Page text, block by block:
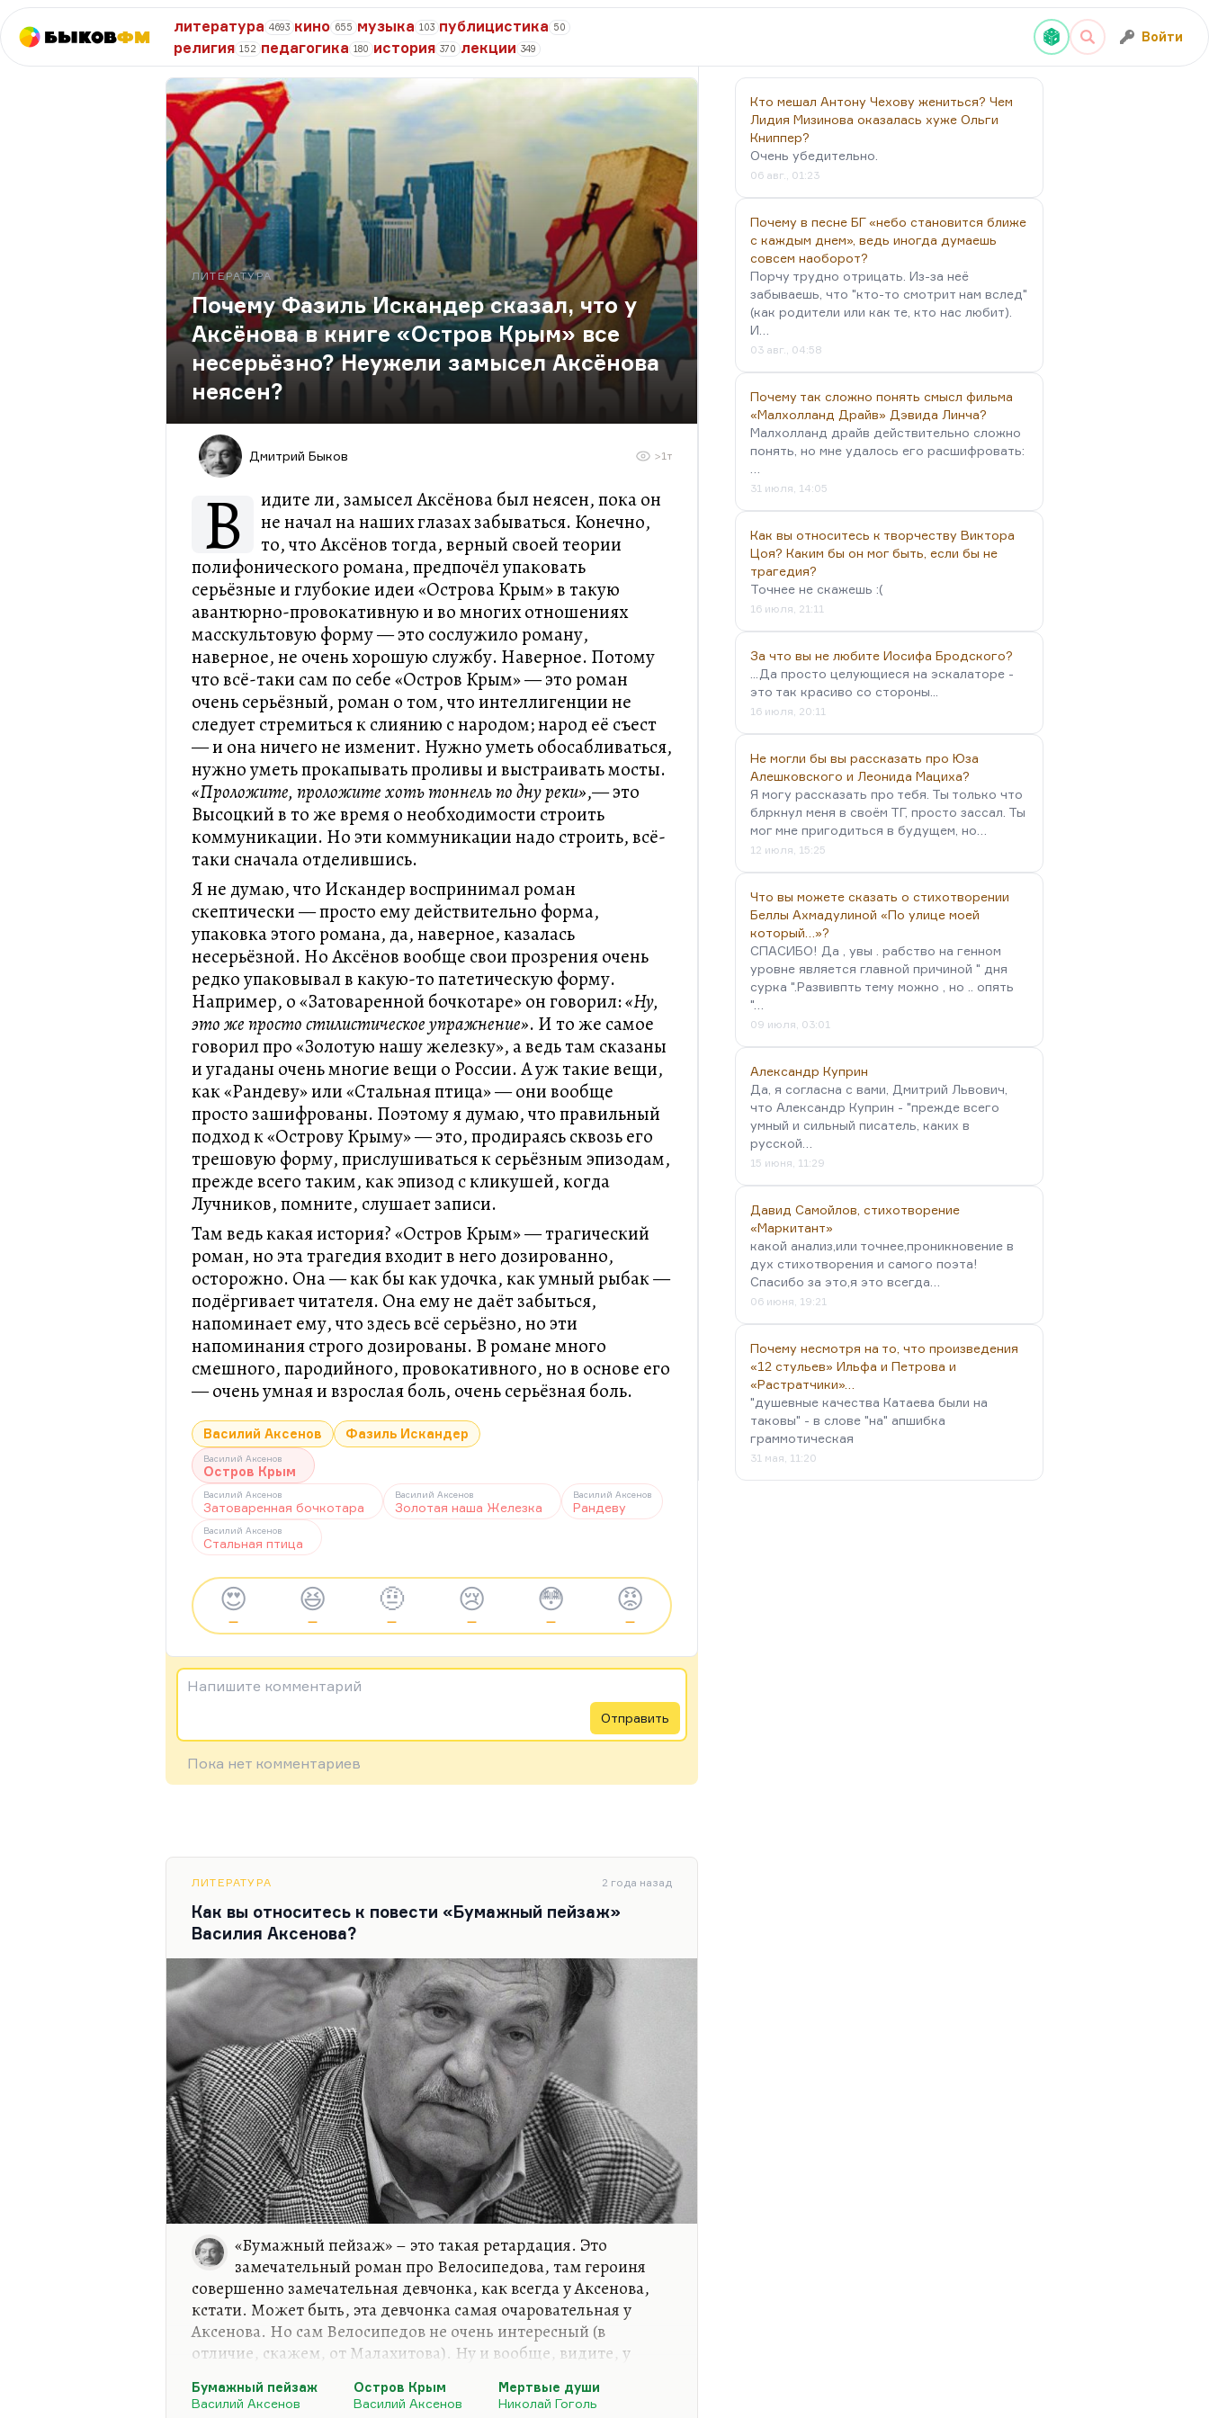
БыковФМ
литература 4693 кино 655 музыка 103 публицистика 50
религия 152 педагогика 180 история 370 лекции 349
Войти
ЛИТЕРАТУРА
Почему Фазиль Искандер сказал, что у
Аксёнова в книге «Остров Крым» все
несерьёзно? Неужели замысел Аксёнова
неясен?
Дмитрий Быков >1т
В
идите ли, замысел Аксёнова был неясен, пока он
не начал на наших глазах забываться. Конечно,
то, что Аксёнов тогда, верный своей теории
полифонического романа, предпочёл упаковать
серьёзные и глубокие идеи «Острова Крым» в такую
авантюрно-провокативную и во многих отношениях
масскультовую форму — это сослужило роману,
наверное, не очень хорошую службу. Наверное. Потому
что всё-таки сам по себе «Остров Крым» — это роман
очень серьёзный, роман о том, что интеллигенции не
следует стремиться к слиянию с народом; народ её съест
— и она ничего не изменит. Нужно уметь обосабливаться,
нужно уметь прокапывать проливы и выстраивать мосты.
«Проложите, проложите хоть тоннель по дну реки»,— это
Высоцкий в то же время о необходимости строить
коммуникации. Но эти коммуникации надо строить, всё-
таки сначала отделившись.
Я не думаю, что Искандер воспринимал роман
скептически — просто ему действительно форма,
упаковка этого романа, да, наверное, казалась
несерьёзной. Но Аксёнов вообще свои прозрения очень
редко упаковывал в какую-то патетическую форму.
Например, о «Затоваренной бочкотаре» он говорил:«Ну,
это же просто стилистическое упражнение». И то же самое
говорил про «Золотую нашу железку», а ведь там сказаны
и угаданы очень многие вещи о России. А уж такие вещи,
как «Рандеву» или «Стальная птица» — они вообще
просто зашифрованы. Поэтому я думаю, что правильный
подход к «Острову Крыму» — это, продираясь сквозь его
трешовую форму, прислушиваться к серьёзным эпизодам,
прежде всего таким, как эпизод с кликушей, когда
Лучников, помните, слушает записи.
Там ведь какая история? «Остров Крым» — трагический
роман, но эта трагедия входит в него дозированно,
осторожно. Она — как бы как удочка, как умный рыбак —
подёргивает читателя. Она ему не даёт забыться,
напоминает ему, что здесь всё серьёзно, но эти
напоминания строго дозированы. В романе много
смешного, пародийного, провокативного, но в основе его
— очень умная и взрослая боль, очень серьёзная боль.
Василий Аксенов Фазиль Искандер
Василий Аксенов
Остров Крым
Василий Аксенов
Затоваренная бочкотара
Василий Аксенов
Золотая наша Железка
Василий Аксенов
Рандеву
Василий Аксенов
Стальная птица
😍
—
😆
—
🤨
—
😢
—
😳
—
😡
—
Напишите комментарий
Отправить
Пока нет комментариев
ЛИТЕРАТУРА 2 года назад
Как вы относитесь к повести «Бумажный пейзаж»
Василия Аксенова?
«Бумажный пейзаж» – это такая ретардация. Это
замечательный роман про Велосипедова, там героиня
совершенно замечательная девчонка, как всегда у Аксенова,
кстати. Может быть, эта девчонка самая очаровательная у
Аксенова. Но сам Велосипедов не очень интересный (в
отличие, скажем, от Малахитова). Ну и вообще, видите, у
каким стал «Ожог», всегда бывает разбег, бывает такая «проба
Бумажный пейзаж
Василий Аксенов
Остров Крым
Василий Аксенов
Мертвые души
Николай Гоголь
Кто мешал Антону Чехову жениться? Чем
Лидия Мизинова оказалась хуже Ольги
Книппер?
Очень убедительно.
06 авг., 01:23
Почему в песне БГ «небо становится ближе
с каждым днем», ведь иногда думаешь
совсем наоборот?
Порчу трудно отрицать. Из-за неё
забываешь, что "кто-то смотрит нам вслед"
(как родители или как те, кто нас любит).
И…
03 авг., 04:58
Почему так сложно понять смысл фильма
«Малхолланд Драйв» Дэвида Линча?
Малхолланд драйв действительно сложно
понять, но мне удалось его расшифровать:
31 июля, 14:05
Как вы относитесь к творчеству Виктора
Цоя? Каким бы он мог быть, если бы не
трагедия?
Точнее не скажешь :(
16 июля, 21:11
За что вы не любите Иосифа Бродского?
...Да просто целующиеся на эскалаторе -
это так красиво со стороны...
16 июля, 20:11
Не могли бы вы рассказать про Юза
Алешковского и Леонида Мациха?
Я могу рассказать про тебя. Ты только что
блркнул меня в своём ТГ, просто зассал. Ты
мог мне пригодиться в будущем, но…
12 июля, 15:25
Что вы можете сказать о стихотворении
Беллы Ахмадулиной «По улице моей
который…»?
СПАСИБО! Да , увы . рабство на генном
уровне является главной причиной " дня
сурка ".Развивпть тему можно , но .. опять
"…
09 июля, 03:01
Александр Куприн
Да, я согласна с вами, Дмитрий Львович,
что Александр Куприн - "прежде всего
умный и сильный писатель, каких в
русской…
15 июня, 11:29
Давид Самойлов, стихотворение
«Маркитант»
какой анализ,или точнее,проникновение в
дух стихотворения и самого поэта!
Спасибо за это,я это всегда…
06 июня, 19:21
Почему несмотря на то, что произведения
«12 стульев» Ильфа и Петрова и
«Растратчики»…
"душевные качества Катаева были на
таковы" - в слове "на" апшибка
граммотическая
31 мая, 11:20